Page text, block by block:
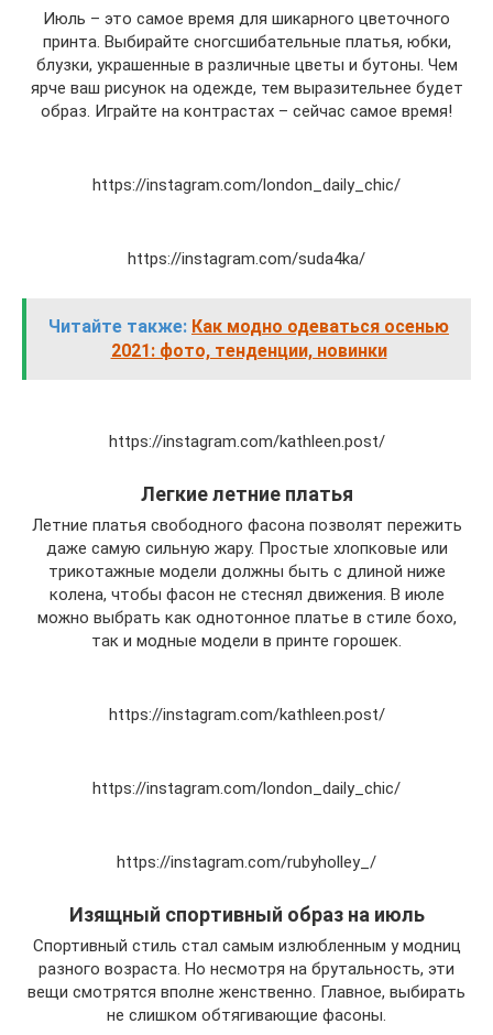
Июль – это самое время для шикарного цветочного
принта. Выбирайте сногсшибательные платья, юбки,
блузки, украшенные в различные цветы и бутоны. Чем
ярче ваш рисунок на одежде, тем выразительнее будет
образ. Играйте на контрастах – сейчас самое время!
https://instagram.com/london_daily_chic/
https://instagram.com/suda4ka/
Читайте также: Как модно одеваться осенью
2021: фото, тенденции, новинки
https://instagram.com/kathleen.post/
Легкие летние платья
Летние платья свободного фасона позволят пережить
даже самую сильную жару. Простые хлопковые или
трикотажные модели должны быть с длиной ниже
колена, чтобы фасон не стеснял движения. В июле
можно выбрать как однотонное платье в стиле бохо,
так и модные модели в принте горошек.
https://instagram.com/kathleen.post/
https://instagram.com/london_daily_chic/
https://instagram.com/rubyholley_/
Изящный спортивный образ на июль
Спортивный стиль стал самым излюбленным у модниц
разного возраста. Но несмотря на брутальность, эти
вещи смотрятся вполне женственно. Главное, выбирать
не слишком обтягивающие фасоны.